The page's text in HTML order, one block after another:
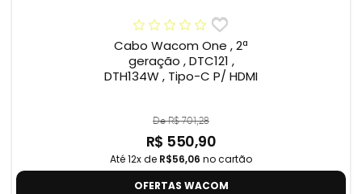
Cabo Wacom One , 2ª
geração , DTC121 ,
DTH134W , Tipo-C P/ HDMI
De R$ 701,28
R$ 550,90
Até 12x de R$56,06 no cartão
OFERTAS WACOM